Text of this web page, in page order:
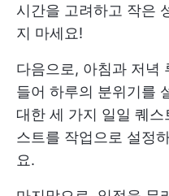
시간을 고려하고 작은
지 마세요!
다음으로, 아침과 저녁
들어 하루의 분위기를
대한 세 가지 일일 퀘
스트를 작업으로 설정
요.